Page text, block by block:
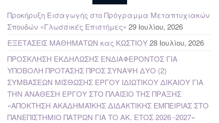
Προκήρυξη Εισαγωγής στο Πρόγραμμα Μεταπτυχιακών
Σπουδών «Γλωσσικές Επιστήμες» 29 Ιουλίου, 2026
ΕΞΕΤΑΣΕΙΣ ΜΑΘΗΜΑΤΩΝ κας ΚΩΣΤΙΟΥ28 Ιουλίου, 2026
ΠΡΟΣΚΛΗΣΗ ΕΚΔΗΛΩΣΗΣ ΕΝΔΙΑΦΕΡΟΝΤΟΣ ΓΙΑ
ΥΠΟΒΟΛΗ ΠΡΟΤΑΣΗΣ ΠΡΟΣ ΣΥΝΑΨΗ ΔΥΟ (2)
ΣΥΜΒΑΣΕΩΝ ΜΙΣΘΩΣΗΣ ΕΡΓΟΥ ΙΔΙΩΤΙΚΟΥ ΔΙΚΑΙΟΥ ΓΙΑ
ΤΗΝ ΑΝΑΘΕΣΗ ΕΡΓΟΥ ΣΤΟ ΠΛΑΙΣΙΟ ΤΗΣ ΠΡΑΞΗΣ
«ΑΠΟΚΤΗΣΗ ΑΚΑΔΗΜΑΪΚΗΣ ΔΙΔΑΚΤΙΚΗΣ ΕΜΠΕΙΡΙΑΣ ΣΤΟ
ΠΑΝΕΠΙΣΤΗΜΙΟ ΠΑΤΡΩΝ ΓΙΑ ΤΟ ΑΚ. ΕΤΟΣ 2026 -2027»